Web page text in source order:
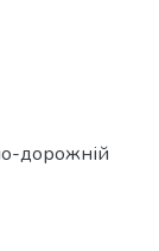
дорожній